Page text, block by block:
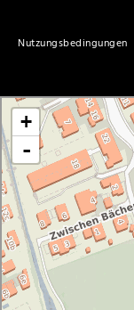
Nutzungsbedingungen